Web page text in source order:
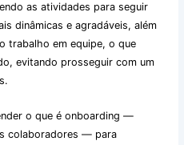
as atividades para seguir
dinâmicas e agradáveis, além
trabalho em equipe, o que
evitando prosseguir com um
o que é onboarding —
colaboradores — para